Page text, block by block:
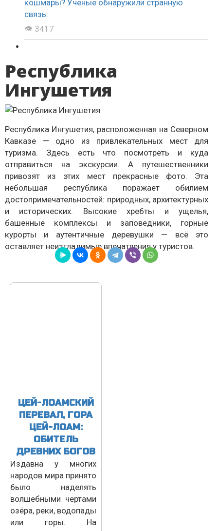
👁 3417
Республика
Ингушетия
Республика Ингушетия, расположенная на Северном
Кавказе — одно из привлекательных мест для
туризма. Здесь есть что посмотреть и куда
отправиться на экскурсии. А путешественники
привозят из этих мест прекрасные фото. Эта
небольшая республика поражает обилием
достопримечательностей: природных, архитектурных
и исторических. Высокие хребты и ущелья,
башенные комплексы и заповедники, горные
курорты и аутентичные деревушки — всё это
оставляет неизгладимые впечатления у туристов.
ЦЕЙ-ЛОАМСКИЙ
ПЕРЕВАЛ, ГОРА
ЦЕЙ-ЛОАМ:
ОБИТЕЛЬ
ДРЕВНИХ БОГОВ
Издавна у многих
народов мира принято
было наделять
волшебными чертами
озёра, реки, водопады
или горы. На